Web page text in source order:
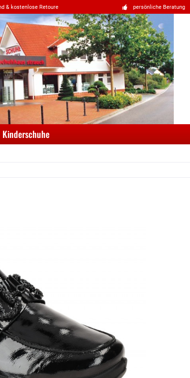
& kostenlose Retoure persönliche Beratung
Kinderschuhe